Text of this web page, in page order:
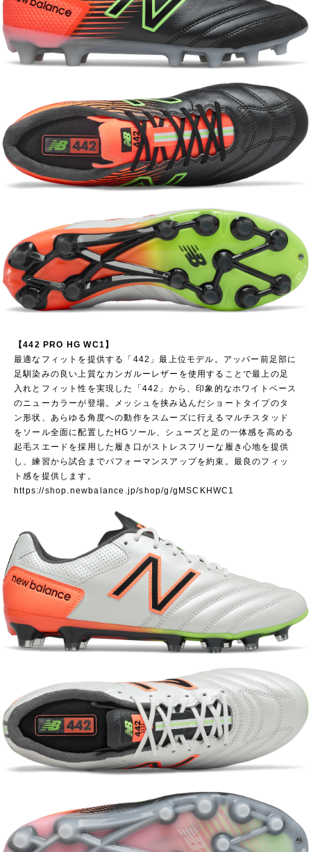
【442 PRO HG WC1】
最適なフィットを提供する「442」最上位モデル。アッパー前足部に
足馴染みの良い上質なカンガルーレザーを使用することで最上の足
入れとフィット性を実現した「442」から、印象的なホワイトベース
のニューカラーが登場。メッシュを挟み込んだショートタイプのタ
ン形状、あらゆる角度への動作をスムーズに行えるマルチスタッド
をソール全面に配置したHGソール、シューズと足の一体感を高める
起毛スエードを採用した履き口がストレスフリーな履き心地を提供
し、練習から試合までパフォーマンスアップを約束。最良のフィッ
ト感を提供します。
https://shop.newbalance.jp/shop/g/gMSCKHWC1